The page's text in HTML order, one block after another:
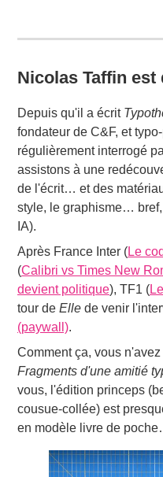
Nicolas Taffin est
Depuis qu'il a écrit
fondateur de C&F, et
régulièrement interrogé
assistons à une
de l'écrit… et des
style, le graphisme…
IA).
Après France Inter (Le
(Calibri vs Times New
devient politique), TF1 (
tour de Elle de venir
(paywall).
Comment ça, vous
Fragments d'une amitié
vous, l'édition princeps
cousue-collée) est
en modèle livre de